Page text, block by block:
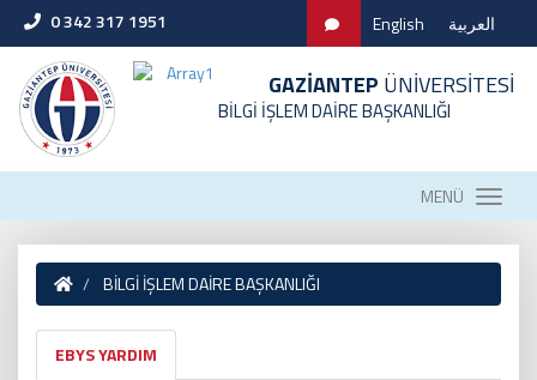
0 342 317 1951 English العربية
GAZİANTEP ÜNİVERSİTESİ
BİLGİ İŞLEM DAİRE BAŞKANLIĞI
MENÜ
BİLGİ İŞLEM DAİRE BAŞKANLIĞI
EBYS YARDIM